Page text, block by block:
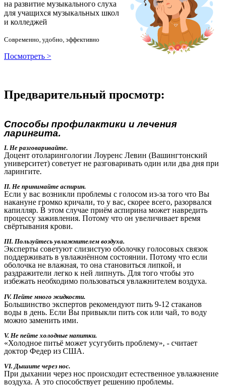
на развитие музыкального слуха
для учащихся музыкальных школ
и колледжей
Современно, удобно, эффективно
Посмотреть >
Предварительный просмотр:
Способы профилактики и лечения
ларингита.
I. Не разговаривайте.
Доцент отоларингологии Лоуренс Левин (Вашингтонский
университет) советует не разговаривать один или два дня при
ларингите.
II. Не принимайте аспирин.
Если у вас возникли проблемы с голосом из-за того что Вы
накануне громко кричали, то у вас, скорее всего, разорвался
капилляр. В этом случае приём аспирина может навредить
процессу заживления. Потому что он увеличивает время
свёртывания крови.
III. Пользуйтесь увлажнителем воздуха.
Эксперты советуют слизистую оболочку голосовых связок
поддерживать в увлажнённом состоянии. Потому что если
оболочка не влажная, то она становиться липкой, и
раздражители легко к ней липнуть. Для того чтобы это
избежать необходимо пользоваться увлажнителем воздуха.
IV. Пейте много жидкости.
Большинство экспертов рекомендуют пить 9-12 стаканов
воды в день. Если Вы привыкли пить сок или чай, то воду
можно заменить ими.
V. Не пейте холодные напитки.
«Холодное питьё может усугубить проблему», - считает
доктор Федер из США.
VI. Дышите через нос.
При дыхании через нос происходит естественное увлажнение
воздуха. А это способствует решению проблемы.